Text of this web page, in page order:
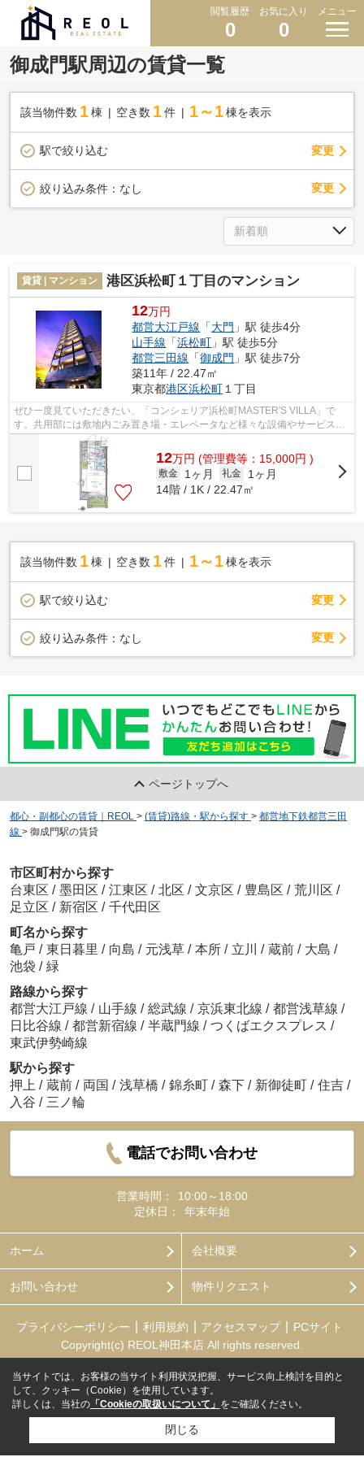
閲覧履歴
0
お気に入り
0
メニュー
御成門駅周辺の賃貸一覧
該当物件数 1棟 空き数 1 件 1～1 棟を表示
駅で絞り込む 変更
絞り込み条件： なし 変更
賃貸 | マンション 港区浜松町１丁目のマンション
12万円
都営大江戸線 「大門 」駅 徒歩4分
山手線 「浜松町 」駅 徒歩5分
都営三田線 「御成門 」駅 徒歩7分
築11年 / 22.47㎡
東京都港区浜松町１丁目
ぜひ一度見ていただきたい、「コンシェリア浜松町MASTER'S VILLA」で
す。共用部には敷地内ごみ置き場・エレベータなど様々な設備やサービスが
揃っているので便利です。こちらの物...
12万円 (管理費等：15,000円 )
敷金 1ヶ月 礼金
1ヶ月
14階 / 1K / 22.47㎡
該当物件数 1棟 空き数 1 件 1～1 棟を表示
駅で絞り込む 変更
絞り込み条件： なし 変更
ページトップへ
都心・副都心の賃貸｜REOL > (賃貸)路線・駅から探す > 都営地下鉄都営三田
線 > 御成門駅の賃貸
市区町村から探す
台東区 / 墨田区 / 江東区 / 北区 / 文京区 / 豊島区 / 荒川区 /
足立区 / 新宿区 / 千代田区
町名から探す
亀戸 / 東日暮里 / 向島 / 元浅草 / 本所 / 立川 / 蔵前 / 大島 /
池袋 / 緑
路線から探す
都営大江戸線 / 山手線 / 総武線 / 京浜東北線 / 都営浅草線 /
日比谷線 / 都営新宿線 / 半蔵門線 / つくばエクスプレス /
東武伊勢崎線
駅から探す
押上 / 蔵前 / 両国 / 浅草橋 / 錦糸町 / 森下 / 新御徒町 / 住吉 /
入谷 / 三ノ輪
電話でお問い合わせ
営業時間：
10:00～18:00
定休日：
年末年始
ホーム 会社概要
お問い合わせ 物件リクエスト
プライバシーポリシー 利用規約 アクセスマップ
PCサイト
Copyright(c) REOL神田本店 All rights reserved.
当サイトでは、お客様の当サイト利用状況把握、サービス向上検討を目的と
して、クッキー（Cookie）を使用しています。
詳しくは、当社の 「Cookieの取扱いについて」 をご確認ください。
閉じる